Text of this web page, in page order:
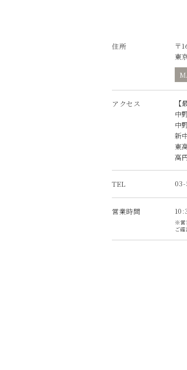
住所
〒
東
アクセス
【
中
中
新
東
高
TEL
営業時間
※営
ご